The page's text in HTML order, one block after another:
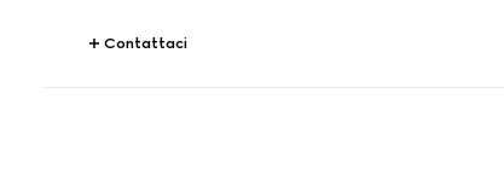
Contattaci